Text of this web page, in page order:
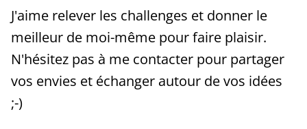
J'aime relever les challenges et donner le
meilleur de moi-même pour faire plaisir.
N'hésitez pas à me contacter pour partager
vos envies et échanger autour de vos idées
;-)